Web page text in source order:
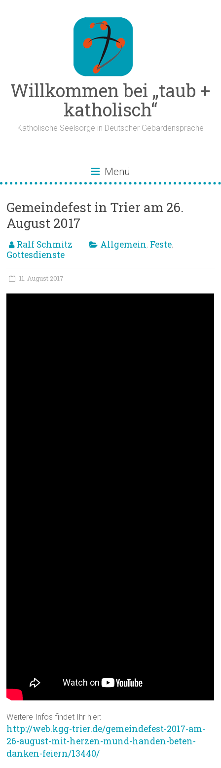
Willkommen bei „taub +
katholisch“
Katholische Seelsorge in Deutscher Gebärdensprache
Menü
Gemeindefest in Trier am 26.
August 2017
Ralf Schmitz Allgemein, Feste,
Gottesdienste
11. August 2017
Weitere Infos findet Ihr hier:
http://web.kgg-trier.de/gemeindefest-2017-am-
26-august-mit-herzen-mund-handen-beten-
danken-feiern/13440/